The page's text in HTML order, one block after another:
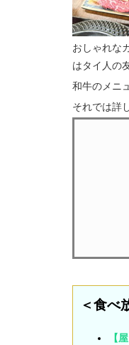
おしゃれな
はタイ人の
和牛のメニ
それでは詳
＜食べ
【